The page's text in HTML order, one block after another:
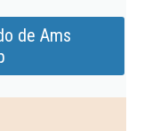
de Ams